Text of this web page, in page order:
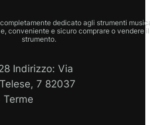
dedicato agli strumenti
conveniente e sicuro comprare o vendere
strumento.
Indirizzo: Via
7 82037
Terme